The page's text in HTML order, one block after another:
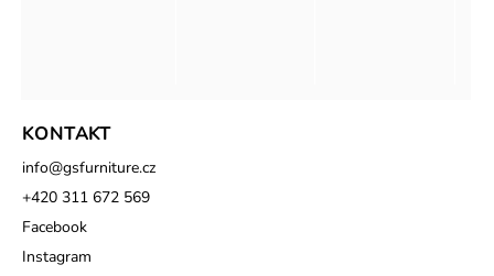
KONTAKT
info@gsfurniture.cz
+420 311 672 569
Facebook
Instagram